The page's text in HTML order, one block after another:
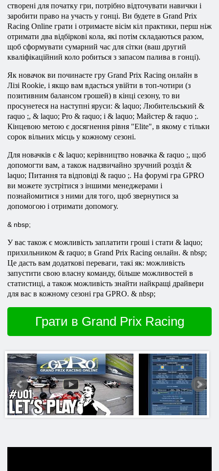
створені для початку гри, потрібно відточувати навички і
заробити право на участь у гонці. Ви будете в Grand Prix
Racing Online грати і отримаєте вісім кіл практики, перш ніж
отримати два відбіркові кола, які потім складаються разом,
щоб сформувати сумарний час для сітки (ваш другий
кваліфікаційний коло робиться з запасом палива в гонці).
Як новачок ви починаєте гру Grand Prix Racing онлайн в
Лізі Rookie, і якщо вам вдасться увійти в топ-чотири (з
позитивним балансом грошей) в кінці сезону, то ви
просунетеся на наступні яруси: & laquo; Любительський &
raquo ;, & laquo; Pro & raquo; і & laquo; Майстер & raquo ;.
Кінцевою метою є досягнення рівня "Elite", в якому є тільки
сорок вільних місць у кожному сезоні.
Для новачків є & laquo; керівництво новачка & raquo ;, щоб
допомогти вам, а також надзвичайно зручний розділ &
laquo; Питання та відповіді & raquo ;. На форумі гра GPRO
ви можете зустрітися з іншими менеджерами і
познайомитися з ними для того, щоб звернутися за
допомогою і отримати допомогу.
& nbsp;
У вас також є можливість заплатити гроші і стати & laquo;
прихильником & raquo; в Grand Prix Racing онлайн. & nbsp;
Це дасть вам додаткові переваги, такі як: можливість
запустити свою власну команду, більше можливостей в
статистиці, а також можливість знайти найкращі драйвери
для вас в кожному сезоні гра GPRO. & nbsp;
Грати в Grand Prix Racing